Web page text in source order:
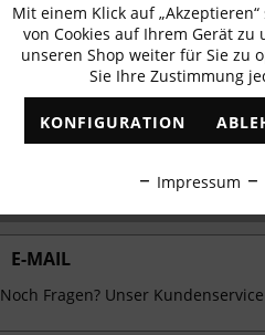
✓ Exklusive Angebote ✓
E-MAIL
Noch Fragen? Unser
Funktionale
Marketing
Tracking
Personalisierung
Service
Mit einem Klick auf
von Cookies auf Ihrem Gerät
unseren Shop weiter für Sie zu
Sie Ihre Zustimmung
KONFIGURATION
Impressum